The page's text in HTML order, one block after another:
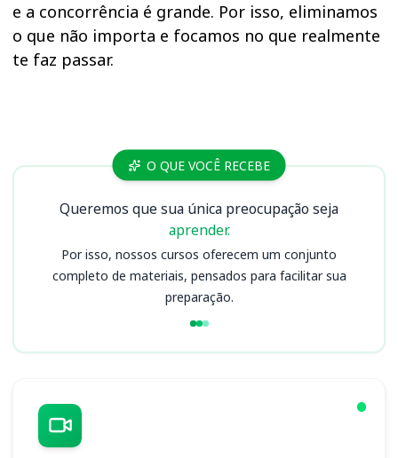
e a concorrência é grande. Por isso, eliminamos
o que não importa e focamos no que realmente
te faz passar.
Cursos O QUE VOCÊ RECEBE
Queremos que sua única preocupação seja
aprender.
Por isso, nossos cursos oferecem um conjunto
completo de materiais, pensados para facilitar sua
preparação.